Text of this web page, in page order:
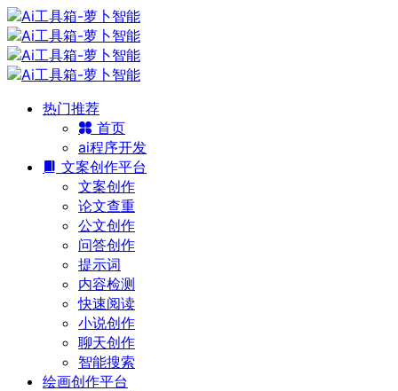
热门推荐
首页
ai程序开发
文案创作平台
文案创作
论文查重
公文创作
问答创作
提示词
内容检测
快速阅读
小说创作
聊天创作
智能搜索
绘画创作平台